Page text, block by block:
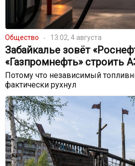
Общество 13:02, 4 августа
Забайкалье зовёт
«Газпромнефть» строить
Потому что независимый
фактически рухнул